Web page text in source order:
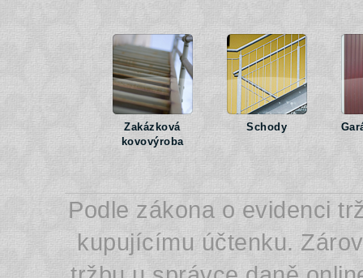
Zakázková
kovovýroba
Schody
Podle zákona o evidenci
kupujícímu účtenku.